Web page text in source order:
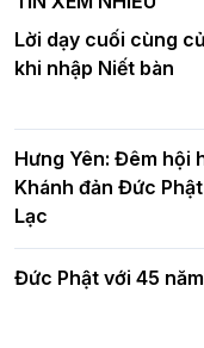
DL.2026
chúc mừng Phật
Hà Nội
Hơn 5.000 người
15/
Lời dạy cuối cùng
khi nhập Niết bàn
Hưng Yên: Đêm hội
Khánh đản Đức
Lạc
Đức Phật với 45